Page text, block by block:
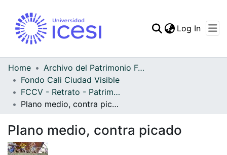
Log In
Home
Archivo del Patrimonio Fotográfico y Fílmico del Valle del Cauca
Fondo Cali Ciudad Visible
FCCV - Retrato - Patrimonial
Plano medio, contra picado
Plano medio, contra picado